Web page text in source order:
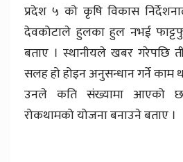
प्रदेश ५ को कृषि विकास
देवकोटाले हुलका हुल नभई
बताए । स्थानीयले खबर गरेपछि
सलह हो होइन अनुसन्धान गर्ने काम
उनले कति संख्यामा आएको
रोकथामको योजना बनाउने बताए ।